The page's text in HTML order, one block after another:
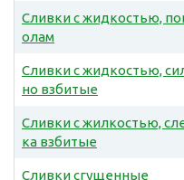
Сливки с жидкостью,
олам
Сливки с жидкостью,
но взбитые
Сливки с жилкостью,
ка взбитые
Сливки сгущенные